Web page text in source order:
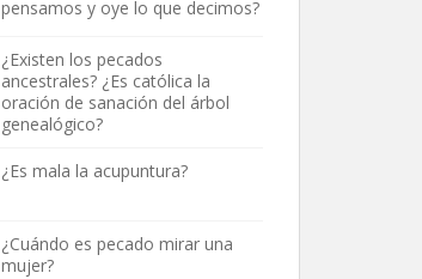
pensamos y oye lo que decimos?
¿Existen los pecados
ancestrales? ¿Es católica la
oración de sanación del árbol
genealógico?
¿Es mala la acupuntura?
¿Cuándo es pecado mirar una
mujer?